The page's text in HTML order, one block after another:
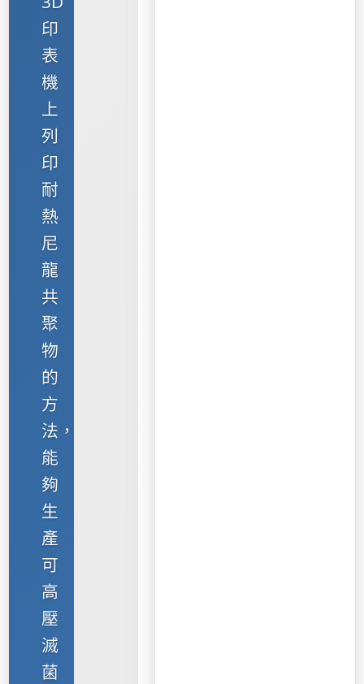
印
表
機
上
列
印
耐
熱
尼
龍
共
聚
物
的
方
法，
能
夠
生
產
可
高
壓
滅
菌